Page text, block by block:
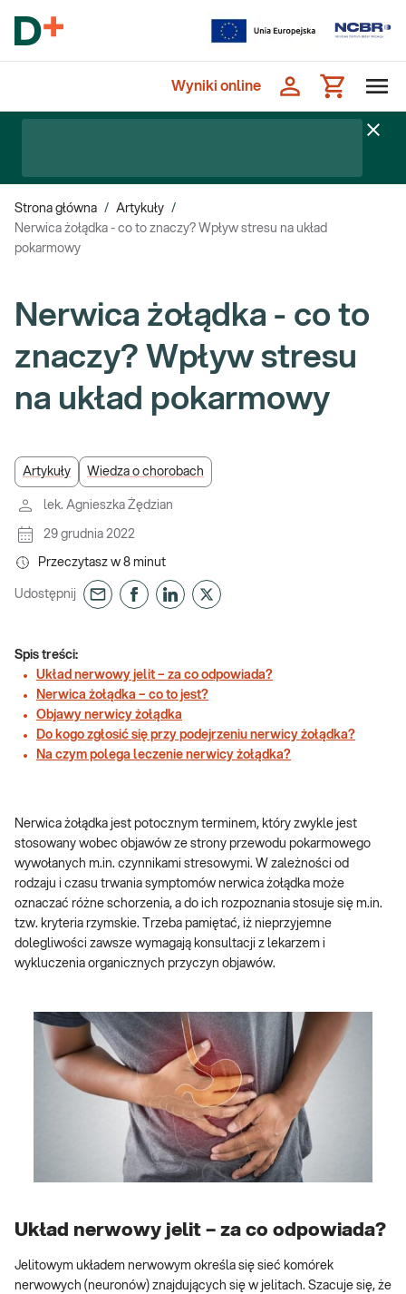
Wyniki online
Strona główna / Artykuły /
Nerwica żołądka - co to znaczy? Wpływ stresu na układ
pokarmowy
Nerwica żołądka - co to
znaczy? Wpływ stresu
na układ pokarmowy
Artykuły Wiedza o chorobach
lek. Agnieszka Żędzian
29 grudnia 2022
Przeczytasz w 8 minut
Udostępnij
Spis treści:
Układ nerwowy jelit – za co odpowiada?
Nerwica żołądka – co to jest?
Objawy nerwicy żołądka
Do kogo zgłosić się przy podejrzeniu nerwicy żołądka?
Na czym polega leczenie nerwicy żołądka?
Nerwica żołądka jest potocznym terminem, który zwykle jest
stosowany wobec objawów ze strony przewodu pokarmowego
wywołanych m.in. czynnikami stresowymi. W zależności od
rodzaju i czasu trwania symptomów nerwica żołądka może
oznaczać różne schorzenia, a do ich rozpoznania stosuje się m.in.
tzw. kryteria rzymskie. Trzeba pamiętać, iż nieprzyjemne
dolegliwości zawsze wymagają konsultacji z lekarzem i
wykluczenia organicznych przyczyn objawów.
Układ nerwowy jelit – za co odpowiada?
Jelitowym układem nerwowym określa się sieć komórek
nerwowych (neuronów) znajdujących się w jelitach. Szacuje się, że